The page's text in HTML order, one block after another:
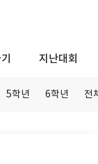
5학년 6학년 전
지난대회